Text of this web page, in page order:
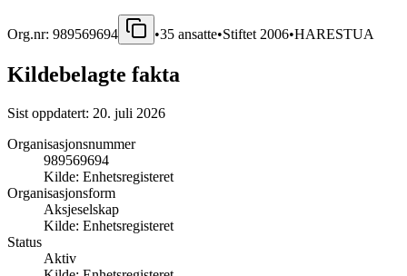
Org.nr: 989569694 •35 ansatte•Stiftet 2006•HARESTUA
Kildebelagte fakta
Sist oppdatert: 20. juli 2026
Organisasjonsnummer
989569694
Kilde: Enhetsregisteret
Organisasjonsform
Aksjeselskap
Kilde: Enhetsregisteret
Status
Aktiv